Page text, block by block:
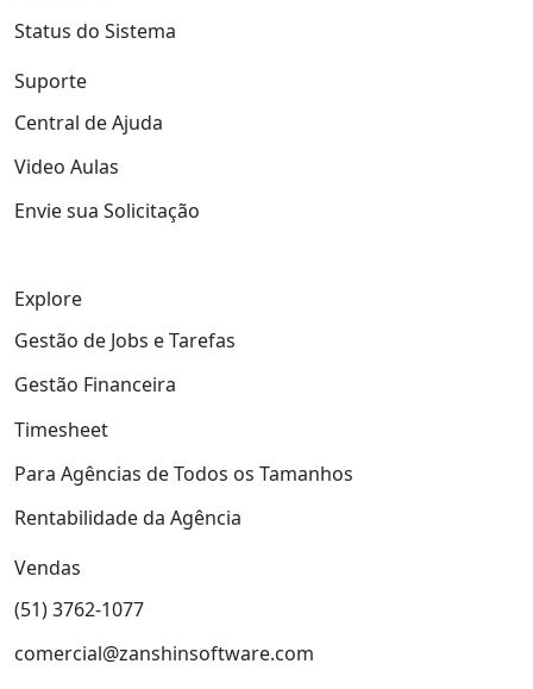
Status do Sistema
Suporte
Central de Ajuda
Video Aulas
Envie sua Solicitação
Explore
Gestão de Jobs e Tarefas
Gestão Financeira
Timesheet
Para Agências de Todos os Tamanhos
Rentabilidade da Agência
Vendas
(51) 3762-1077
comercial@zanshinsoftware.com